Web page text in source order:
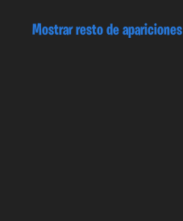
Mostrar resto de apariciones